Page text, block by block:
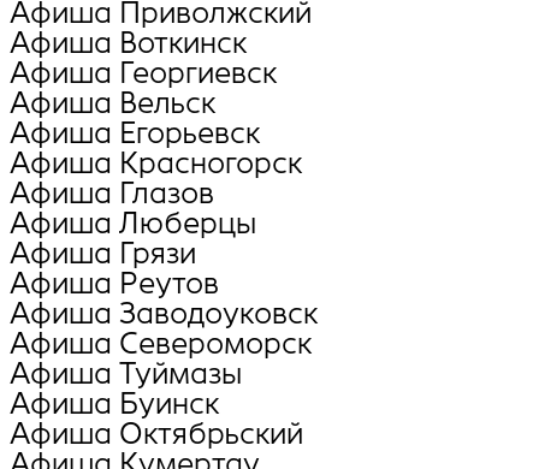
Афиша Приволжский
Афиша Воткинск
Афиша Георгиевск
Афиша Вельск
Афиша Егорьевск
Афиша Красногорск
Афиша Глазов
Афиша Люберцы
Афиша Грязи
Афиша Реутов
Афиша Заводоуковск
Афиша Североморск
Афиша Туймазы
Афиша Буинск
Афиша Октябрьский